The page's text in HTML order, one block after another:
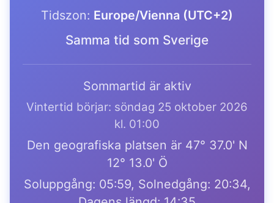
Tidszon: Europe/Vienna (UTC+2)
Samma tid som Sverige
Sommartid är aktiv
Vintertid börjar: söndag 25 oktober 2026
kl. 01:00
Den geografiska platsen är 47° 37.0' N
12° 13.0' Ö
Soluppgång: 05:59, Solnedgång: 20:34,